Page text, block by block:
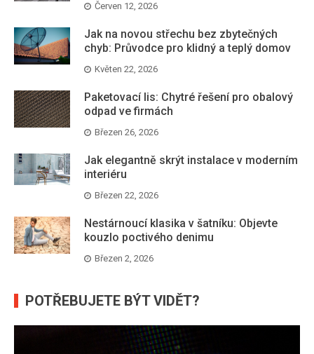
Červen 12, 2026
Jak na novou střechu bez zbytečných
chyb: Průvodce pro klidný a teplý domov
Květen 22, 2026
Paketovací lis: Chytré řešení pro obalový
odpad ve firmách
Březen 26, 2026
Jak elegantně skrýt instalace v moderním
interiéru
Březen 22, 2026
Nestárnoucí klasika v šatníku: Objevte
kouzlo poctivého denimu
Březen 2, 2026
POTŘEBUJETE BÝT VIDĚT?